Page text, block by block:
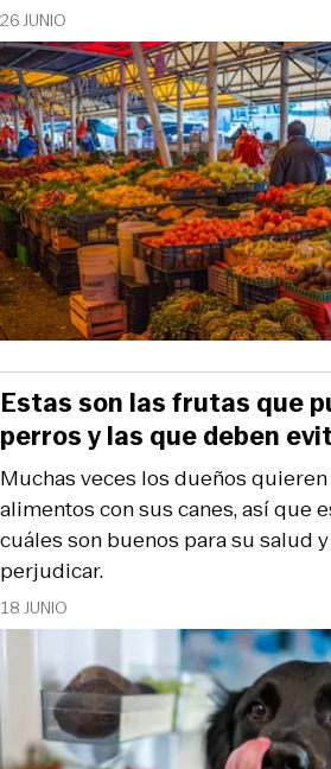
26 JUNIO
18 JUNIO
Muchas veces los dueños
alimentos con sus canes, así que
cuáles son buenos para su salud
perjudicar.
Estas son las frutas que
perros y las que deben